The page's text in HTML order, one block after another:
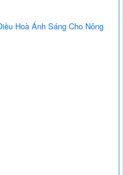
Hoà Ánh Sáng Cho Nông